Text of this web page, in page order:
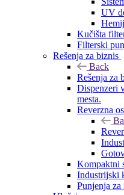
UV
Kučišta
Filterski
Rešenja za biznis
Back
Rešenja za
Dispenzeri
mesta.
Reverzna
Kompaktni
Industrijski
Punjenja